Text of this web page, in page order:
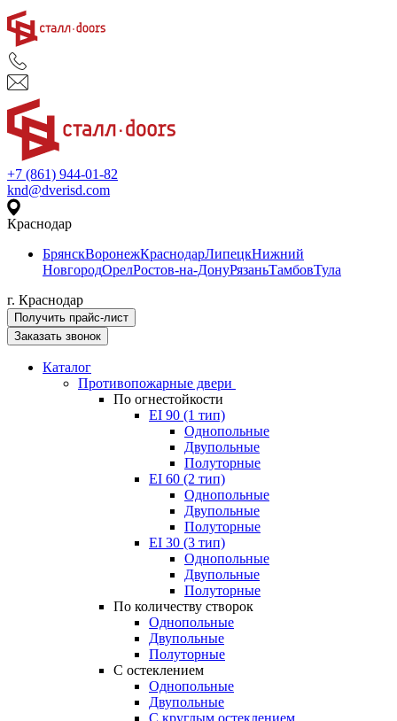
+7 (861) 944-01-82
knd@dverisd.com
Краснодар
БрянскВоронежКраснодарЛипецкНижний
НовгородОрелРостов-на-ДонуРязаньТамбовТула
г. Краснодар
Получить прайс-лист
Заказать звонок
Каталог
Противопожарные двери
По огнестойкости
EI 90 (1 тип)
Однопольные
Двупольные
Полуторные
EI 60 (2 тип)
Однопольные
Двупольные
Полуторные
EI 30 (3 тип)
Однопольные
Двупольные
Полуторные
По количеству створок
Однопольные
Двупольные
Полуторные
С остеклением
Однопольные
Двупольные
С круглым остеклением